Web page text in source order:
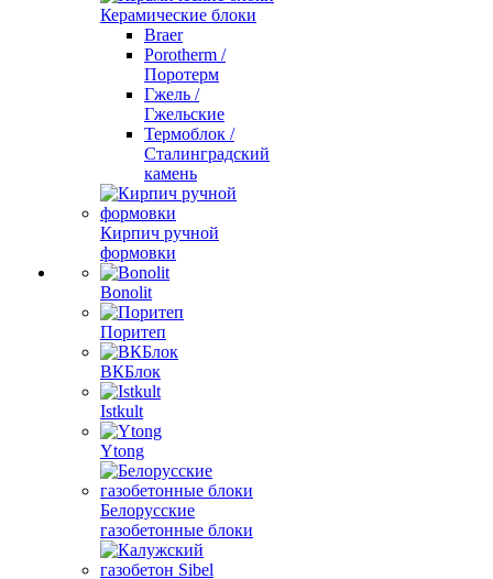
Керамические блоки
Braer
Porotherm /
Поротерм
Гжель /
Гжельские
Термоблок /
Сталинградский
камень
Кирпич ручной
формовки
Bonolit
Поритеп
ВКБлок
Istkult
Ytong
Белорусские
газобетонные блоки